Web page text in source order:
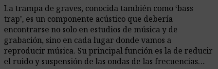
La trampa de graves, conocida también como ‘bass
trap’, es un componente acústico que debería
encontrarse no solo en estudios de música y de
grabación, sino en cada lugar donde vamos a
reproducir música. Su principal función es la de reducir
el ruido y suspensión de las ondas de las frecuencias